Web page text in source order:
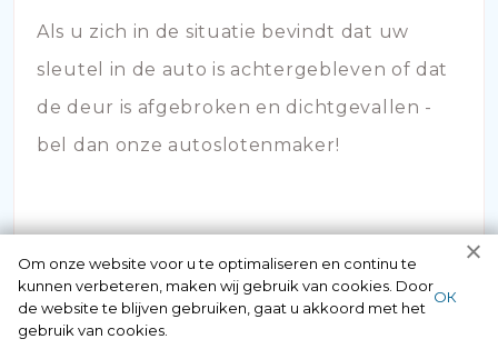
Als u zich in de situatie bevindt dat uw
sleutel in de auto is achtergebleven of dat
de deur is afgebroken en dichtgevallen -
bel dan onze autoslotenmaker!
Om onze website voor u te optimaliseren en continu te
kunnen verbeteren, maken wij gebruik van cookies. Door
de website te blijven gebruiken, gaat u akkoord met het
gebruik van cookies.
ОК